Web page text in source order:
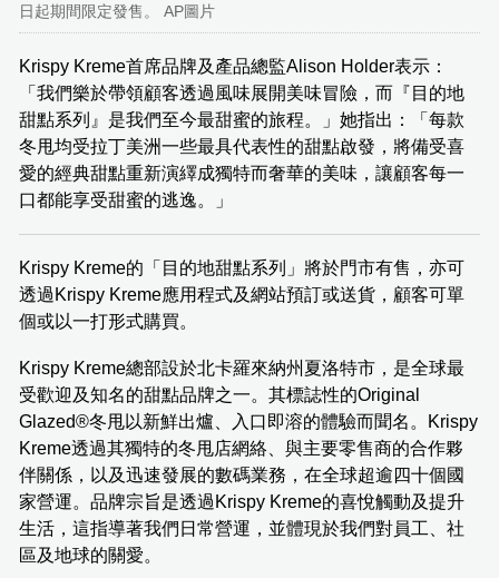
日起期間限定發售。 AP圖片
Krispy Kreme首席品牌及產品總監Alison Holder表示：
「我們樂於帶領顧客透過風味展開美味冒險，而『目的地
甜點系列』是我們至今最甜蜜的旅程。」她指出：「每款
冬甩均受拉丁美洲一些最具代表性的甜點啟發，將備受喜
愛的經典甜點重新演繹成獨特而奢華的美味，讓顧客每一
口都能享受甜蜜的逃逸。」
Krispy Kreme的「目的地甜點系列」將於門市有售，亦可
透過Krispy Kreme應用程式及網站預訂或送貨，顧客可單
個或以一打形式購買。
Krispy Kreme總部設於北卡羅來納州夏洛特市，是全球最
受歡迎及知名的甜點品牌之一。其標誌性的Original
Glazed®冬甩以新鮮出爐、入口即溶的體驗而聞名。Krispy
Kreme透過其獨特的冬甩店網絡、與主要零售商的合作夥
伴關係，以及迅速發展的數碼業務，在全球超逾四十個國
家營運。品牌宗旨是透過Krispy Kreme的喜悅觸動及提升
生活，這指導著我們日常營運，並體現於我們對員工、社
區及地球的關愛。